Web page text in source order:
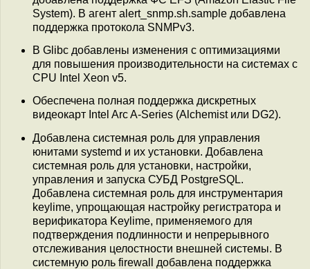
System). В агент alert_snmp.sh.sample добавлена
поддержка протокола SNMPv3.
В Glibc добавлены изменения с оптимизациями
для повышения производительности на системах с
CPU Intel Xeon v5.
Обеспечена полная поддержка дискретных
видеокарт Intel Arc A-Series (Alchemist или DG2).
Добавлена системная роль для управления
юнитами systemd и их установки. Добавлена
системная роль для установки, настройки,
управления и запуска СУБД PostgreSQL.
Добавлена системная роль для инструментария
keylime, упрощающая настройку регистратора и
верификатора Keylime, применяемого для
подтверждения подлинности и непрерывного
отслеживания целостности внешней системы. В
системную роль firewall добавлена поддержка